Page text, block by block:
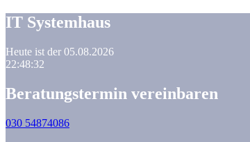
IT Systemhaus
Heute ist der 05.08.2026
22:48:33
Beratungstermin vereinbaren
030 54874086